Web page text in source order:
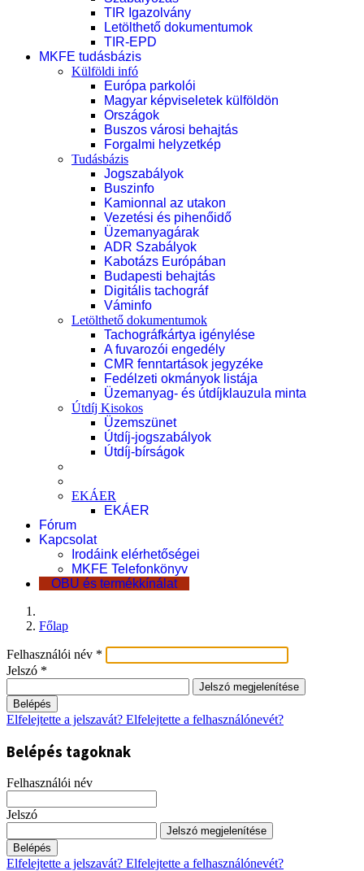
TIR Igazolvány
Letölthető dokumentumok
TIR-EPD
MKFE tudásbázis
Külföldi infó
Európa parkolói
Magyar képviseletek külföldön
Országok
Buszos városi behajtás
Forgalmi helyzetkép
Tudásbázis
Jogszabályok
Buszinfo
Kamionnal az utakon
Vezetési és pihenőidő
Üzemanyagárak
ADR Szabályok
Kabotázs Európában
Budapesti behajtás
Digitális tachográf
Váminfo
Letölthető dokumentumok
Tachográfkártya igénylése
A fuvarozói engedély
CMR fenntartások jegyzéke
Fedélzeti okmányok listája
Üzemanyag- és útdíjklauzula minta
Útdíj Kisokos
Üzemszünet
Útdíj-jogszabályok
Útdíj-bírságok
EKÁER
EKÁER
Fórum
Kapcsolat
Irodáink elérhetőségei
MKFE Telefonkönyv
OBU és termékkínálat
Főlap
Felhasználói név *
Jelszó *
Jelszó megjelenítése
Belépés
Elfelejtette a jelszavát? Elfelejtette a felhasználónevét?
Belépés tagoknak
Felhasználói név
Jelszó
Jelszó megjelenítése
Belépés
Elfelejtette a jelszavát? Elfelejtette a felhasználónevét?